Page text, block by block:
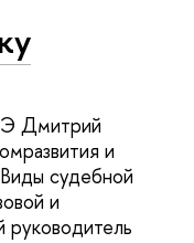
Дмитрий
и
судебной
и
руководитель